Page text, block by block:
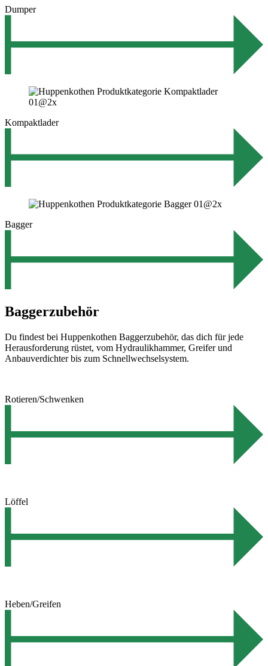
Dumper
Kompaktlader
Bagger
Baggerzubehör
Du findest bei Huppenkothen Baggerzubehör, das dich für jede
Herausforderung rüstet, vom Hydraulikhammer, Greifer und
Anbauverdichter bis zum Schnellwechselsystem.
Rotieren/Schwenken
Löffel
Heben/Greifen